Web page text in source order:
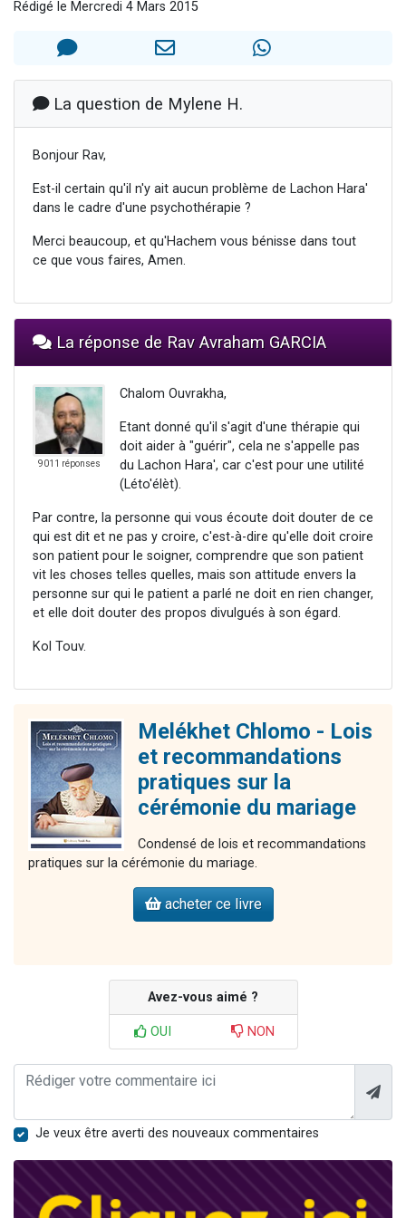
Il reste 49 places pour étudier en groupe sur Zoom
Eva vient de donner son Maasser
3 personnes viennent de faire un don pour Événements Torah-Box
Rédigé le Mercredi 4 Mars 2015
La question de Mylene H.
Bonjour Rav,
Est-il certain qu'il n'y ait aucun problème de Lachon Hara'
dans le cadre d'une psychothérapie ?
Merci beaucoup, et qu'Hachem vous bénisse dans tout
ce que vous faires, Amen.
La réponse de Rav Avraham GARCIA
9011 réponses
Chalom Ouvrakha,
Etant donné qu'il s'agit d'une thérapie qui
doit aider à "guérir", cela ne s'appelle pas
du Lachon Hara', car c'est pour une utilité
(Léto'élèt).
Par contre, la personne qui vous écoute doit douter de ce
qui est dit et ne pas y croire, c'est-à-dire qu'elle doit croire
son patient pour le soigner, comprendre que son patient
vit les choses telles quelles, mais son attitude envers la
personne sur qui le patient a parlé ne doit en rien changer,
et elle doit douter des propos divulgués à son égard.
Kol Touv.
Melékhet Chlomo - Lois
et recommandations
pratiques sur la
cérémonie du mariage
Condensé de lois et recommandations
pratiques sur la cérémonie du mariage.
acheter ce livre
Avez-vous aimé ?
OUI NON
Je veux être averti des nouveaux commentaires